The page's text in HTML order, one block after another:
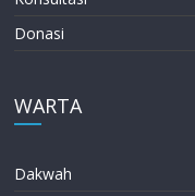
Donasi
WARTA
Dakwah